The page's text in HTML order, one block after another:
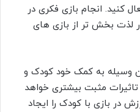
کنید. انجام بازی فکری در
لذت بخش تر از بازی های
وسیله به کمک خود کودک و
مثبت بیشتری خواهد
در بازی با کودک را ایجاد